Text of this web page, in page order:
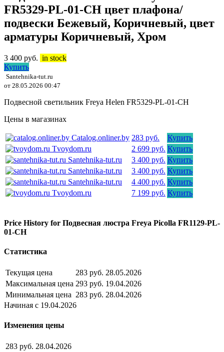
FR5329-PL-01-CH цвет плафона/
подвески Бежевый, Коричневый, цвет
арматуры Коричневый, Хром
3 400 руб. in stock
Купить
Santehnika-tut.ru
от 28.05.2026 00:47
Подвесной светильник Freya Helen FR5329-PL-01-CH
Цены в магазинах
Catalog.onliner.by 283 руб.
Купить
Tvoydom.ru
2 699 руб. Купить
Santehnika-tut.ru
3 400 руб. Купить
Santehnika-tut.ru
3 400 руб. Купить
Santehnika-tut.ru
4 400 руб. Купить
Tvoydom.ru
7 199 руб. Купить
Price History for Подвесная люстра Freya Picolla FR1129-PL-
01-CH
Статистика
Текущая цена 283 руб. 28.05.2026
Максимальная цена 293 руб. 19.04.2026
Минимальная цена 283 руб. 28.04.2026
Начиная с 19.04.2026
Изменения цены
283 руб. 28.04.2026